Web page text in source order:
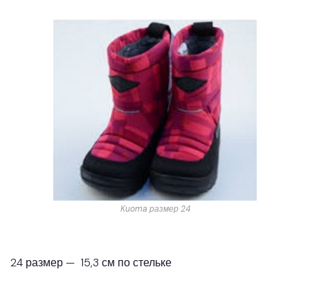
Kuoma размер 24
24 размер — 15,3 см по стельке